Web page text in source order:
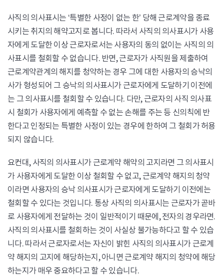
사직의 의사표시는 ‘특별한 사정이 없는 한’ 당해 근로계약을 종료
시키는 취지의 해약고지로 봅니다. 따라서 사직의 의사표시가 사용
자에게 도달한 이상 근로자로서는 사용자의 동의 없이는 사직의 의
사표시를 철회할 수 없습니다. 반면, 근로자가 사직원을 제출하여
근로계약관계의 해지를 청약하는 경우 그에 대한 사용자의 승낙의
사가 형성되어 그 승낙의 의사표시가 근로자에게 도달하기 이전에
는 그 의사표시를 철회할 수 있습니다. 다만, 근로자의 사직 의사표
시 철회가 사용자에게 예측할 수 없는 손해를 주는 등 신의칙에 반
한다고 인정되는 특별한 사정이 있는 경우에 한하여 그 철회가 허용
되지 않습니다.
요컨대, 사직의 의사표시가 근로계약 해약의 고지라면 그 의사표시
가 사용자에게 도달한 이상 철회할 수 없고, 근로계약 해지의 청약
이라면 사용자의 승낙 의사표시가 근로자에게 도달하기 이전에는
철회할 수 있다는 것입니다. 통상 사직의 의사표시는 근로자가 곧바
로 사용자에게 전달하는 것이 일반적이기 때문에, 전자의 경우라면.
사직의 의사표시를 철회하는 것이 사실상 불가능하다고 할 수 있습
니다. 따라서 근로자로서는 자신이 밝힌 사직의 의사표시가 근로계
약 해지의 고지에 해당하는지, 아니면 근로계약 해지의 청약에 해당
하는지가 매우 중요하다고 할 수 있습니다.